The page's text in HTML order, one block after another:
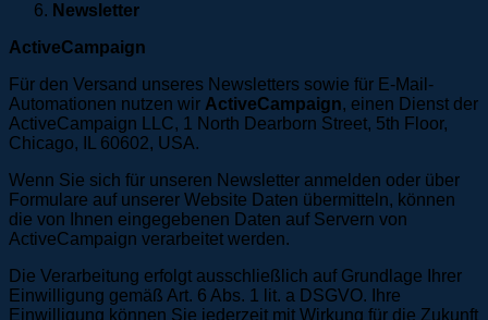
Newsletter
ActiveCampaign
Für den Versand unseres Newsletters sowie für E-Mail-
Automationen nutzen wir ActiveCampaign, einen Dienst der
ActiveCampaign LLC, 1 North Dearborn Street, 5th Floor,
Chicago, IL 60602, USA.
Wenn Sie sich für unseren Newsletter anmelden oder über
Formulare auf unserer Website Daten übermitteln, können
die von Ihnen eingegebenen Daten auf Servern von
ActiveCampaign verarbeitet werden.
Die Verarbeitung erfolgt ausschließlich auf Grundlage Ihrer
Einwilligung gemäß Art. 6 Abs. 1 lit. a DSGVO. Ihre
Einwilligung können Sie jederzeit mit Wirkung für die Zukunft